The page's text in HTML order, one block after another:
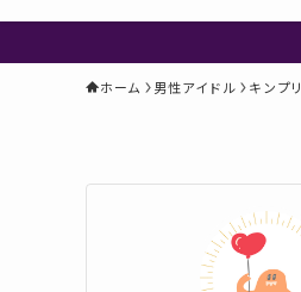
ホーム 男性アイドル キンプリ